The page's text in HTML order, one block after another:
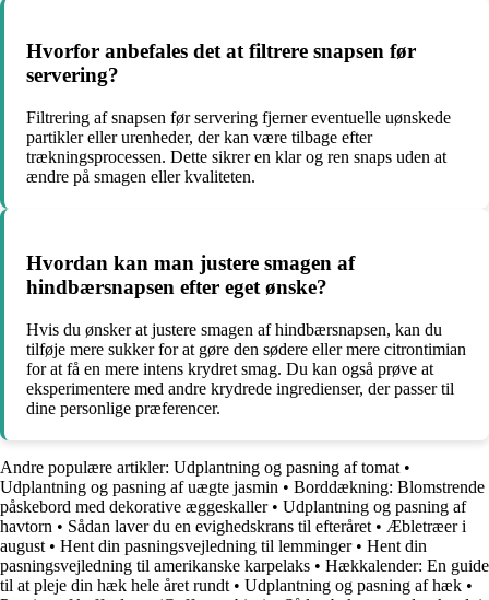
Hvorfor anbefales det at filtrere snapsen før
servering?
Filtrering af snapsen før servering fjerner eventuelle uønskede
partikler eller urenheder, der kan være tilbage efter
trækningsprocessen. Dette sikrer en klar og ren snaps uden at
ændre på smagen eller kvaliteten.
Hvordan kan man justere smagen af
hindbærsnapsen efter eget ønske?
Hvis du ønsker at justere smagen af hindbærsnapsen, kan du
tilføje mere sukker for at gøre den sødere eller mere citrontimian
for at få en mere intens krydret smag. Du kan også prøve at
eksperimentere med andre krydrede ingredienser, der passer til
dine personlige præferencer.
Andre populære artikler: Udplantning og pasning af tomat •
Udplantning og pasning af uægte jasmin • Borddækning: Blomstrende
påskebord med dekorative æggeskaller• Udplantning og pasning af
havtorn • Sådan laver du en evighedskrans til efteråret • Æbletræer i
august • Hent din pasningsvejledning til lemminger• Hent din
pasningsvejledning til amerikanske karpelaks • Hækkalender: En guide
til at pleje din hæk hele året rundt • Udplantning og pasning af hæk •